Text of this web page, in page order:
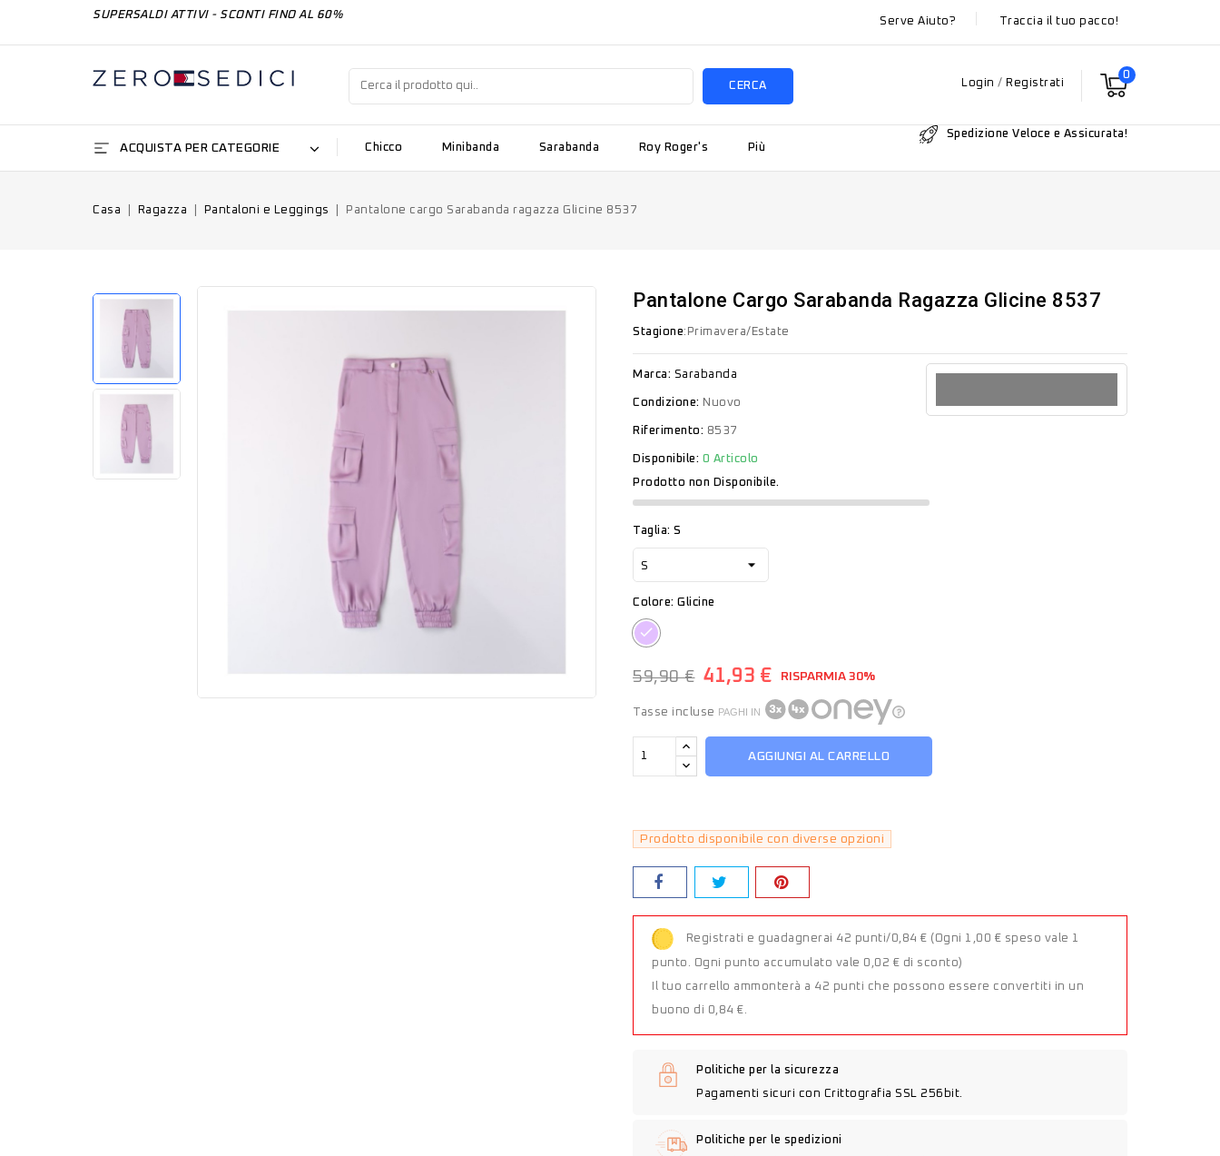
SUPERSALDI ATTIVI - SCONTI FINO AL 60%
Serve Aiuto? Traccia il tuo pacco!
0
Login / Registrati
CERCA
ACQUISTA PER CATEGORIE Chicco Minibanda Sarabanda Roy Roger's Più
Spedizione Veloce e Assicurata!
Casa Ragazza Pantaloni e Leggings Pantalone cargo Sarabanda ragazza Glicine 8537
Pantalone Cargo Sarabanda Ragazza Glicine 8537
Stagione:Primavera/Estate
Marca: Sarabanda
Condizione: Nuovo
Riferimento: 8537
Disponibile: 0 Articolo
Prodotto non Disponibile.
Taglia: S
Colore: Glicine
Glicine
59,90 € 41,93 € RISPARMIA 30%
Tasse incluse PAGHI IN
AGGIUNGI AL CARRELLO
Prodotto disponibile con diverse opzioni
Registrati e guadagnerai 42 punti/0,84 € (Ogni 1,00 € speso vale 1
punto. Ogni punto accumulato vale 0,02 € di sconto)
Il tuo carrello ammonterà a 42 punti che possono essere convertiti in un
buono di 0,84 €.
Politiche per la sicurezza
Pagamenti sicuri con Crittografia SSL 256bit.
Politiche per le spedizioni